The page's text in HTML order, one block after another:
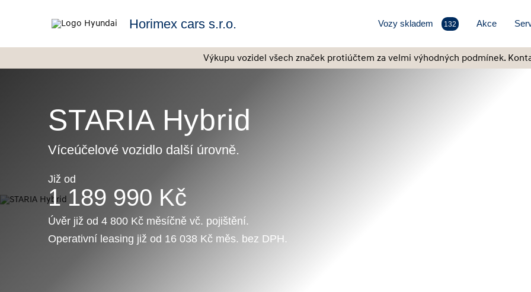
Horimex cars s.r.o. Vozy skladem 132 Akce
Výkupu vozidel všech značek protiúčtem za velmi výhodných podmínek.
STARIA Hybrid
Víceúčelové vozidlo další úrovně.
Již od
1 189 990 Kč
Úvěr již od 4 800 Kč měsíčně vč. pojištění.
Operativní leasing již od 16 038 Kč měs. bez DPH.